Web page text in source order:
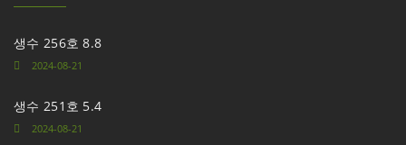
생수 256호 8.8
2024-08-21
생수 251호 5.4
2024-08-21